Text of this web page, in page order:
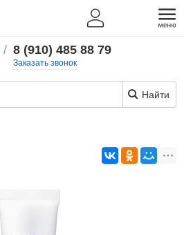
/ 8 (910) 485 88 79
Заказать звонок
Найти